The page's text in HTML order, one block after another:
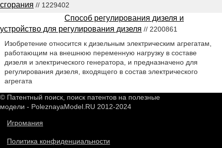
сгорания // 1229402
Способ регулирования дизеля и
устройство для регулирования дизеля // 2200861
Изобретение относится к дизельным электрическим агрегатам,
работающим на внешнюю переменную нагрузку в составе
дизеля и электрического генератора, и предназначено для
регулирования дизеля, входящего в состав электрического
агрегата
© Патентный поиск, поиск патентов на полезные
модели - PoleznayaModel.RU 2012-2024
Игромания
Политика конфиденциальности